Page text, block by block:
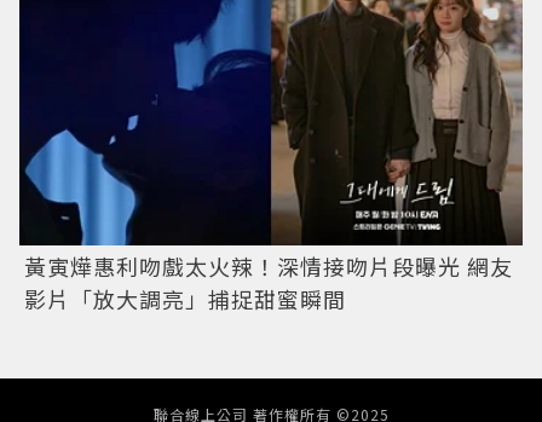
黃寅燁惠利吻戲太火辣！深情接吻片段曝光 網友
影片「放大調亮」捕捉甜蜜瞬間
聯合線上公司 著作權所有 ©2025